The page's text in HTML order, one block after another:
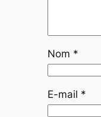
Nom *
E-mail *